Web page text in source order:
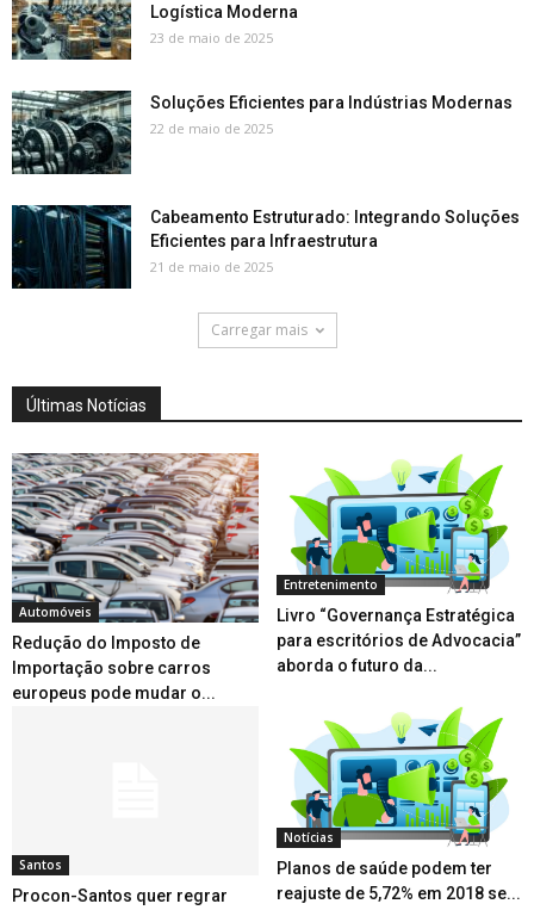
Logística Moderna
23 de maio de 2025
Soluções Eficientes para Indústrias Modernas
22 de maio de 2025
Cabeamento Estruturado: Integrando Soluções
Eficientes para Infraestrutura
21 de maio de 2025
Carregar mais
Últimas Notícias
Automóveis
Redução do Imposto de
Importação sobre carros
europeus pode mudar o...
Entretenimento
Livro “Governança Estratégica
para escritórios de Advocacia”
aborda o futuro da...
Santos
Procon-Santos quer regrar
Notícias
Planos de saúde podem ter
reajuste de 5,72% em 2018 se...